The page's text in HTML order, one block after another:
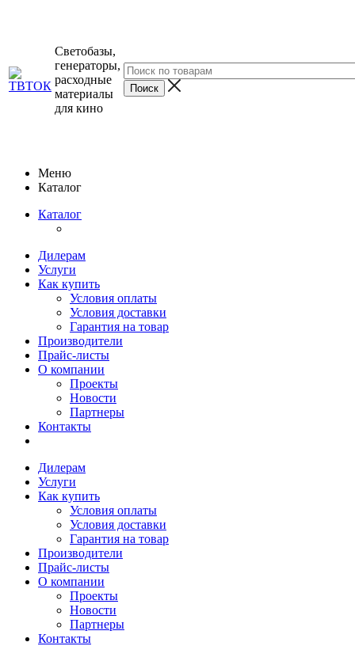
Светобазы,
генераторы,
расходные
материалы
для кино
Меню
Каталог
Каталог
Дилерам
Услуги
Как купить
Условия оплаты
Условия доставки
Гарантия на товар
Производители
Прайс-листы
О компании
Проекты
Новости
Партнеры
Контакты
Дилерам
Услуги
Как купить
Условия оплаты
Условия доставки
Гарантия на товар
Производители
Прайс-листы
О компании
Проекты
Новости
Партнеры
Контакты